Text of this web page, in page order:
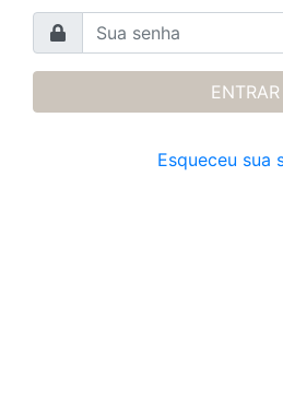
ENTRAR
Esqueceu sua